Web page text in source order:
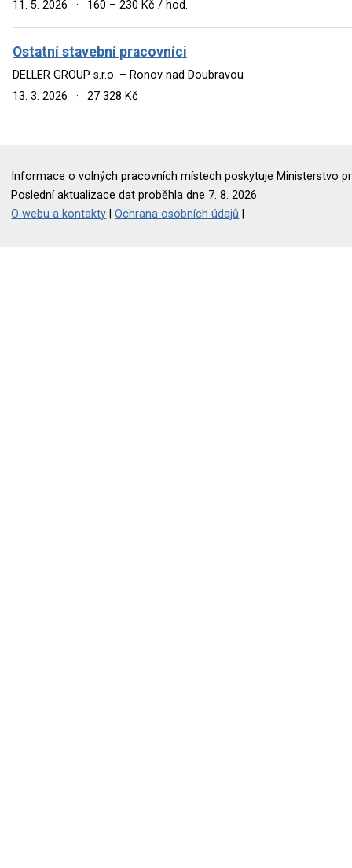
11. 5. 2026
· 160 – 230 Kč / hod.
Ostatní stavební pracovníci
DELLER GROUP s.r.o. – Ronov nad Doubravou
13. 3. 2026
· 27 328 Kč
Informace o volných pracovních místech poskytuje Ministerstvo
Poslední aktualizace dat proběhla dne 7. 8. 2026.
O webu a kontakty |Ochrana osobních údajů